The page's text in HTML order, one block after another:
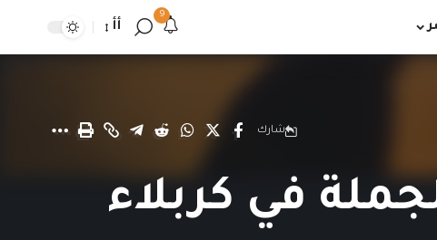
9
أأ
شارك
في كربلاء